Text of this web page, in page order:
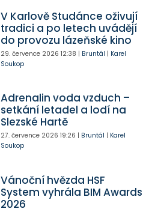
V Karlově Studánce oživují
tradici a po letech uvádějí
do provozu lázeňské kino
29. července 2026 12:38 | Bruntál | Karel
Soukop
Adrenalin voda vzduch –
setkání letadel a lodí na
Slezské Hartě
27. července 2026 19:26 | Bruntál | Karel
Soukop
Vánoční hvězda HSF
System vyhrála BIM Awards
2026